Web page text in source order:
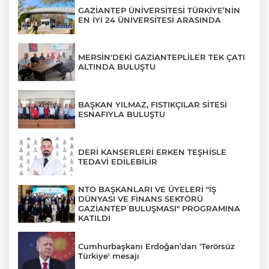
GAZİANTEP ÜNİVERSİTESİ TÜRKİYE’NİN
EN İYİ 24 ÜNİVERSİTESİ ARASINDA
MERSİN'DEKİ GAZİANTEPLİLER TEK ÇATI
ALTINDA BULUŞTU
BAŞKAN YILMAZ, FISTIKÇILAR SİTESİ
ESNAFIYLA BULUŞTU
DERİ KANSERLERİ ERKEN TEŞHİSLE
TEDAVİ EDİLEBİLİR
NTO BAŞKANLARI VE ÜYELERİ "İŞ
DÜNYASI VE FİNANS SEKTÖRÜ
GAZİANTEP BULUŞMASI" PROGRAMINA
KATILDI
Cumhurbaşkanı Erdoğan’dan 'Terörsüz
Türkiye' mesajı